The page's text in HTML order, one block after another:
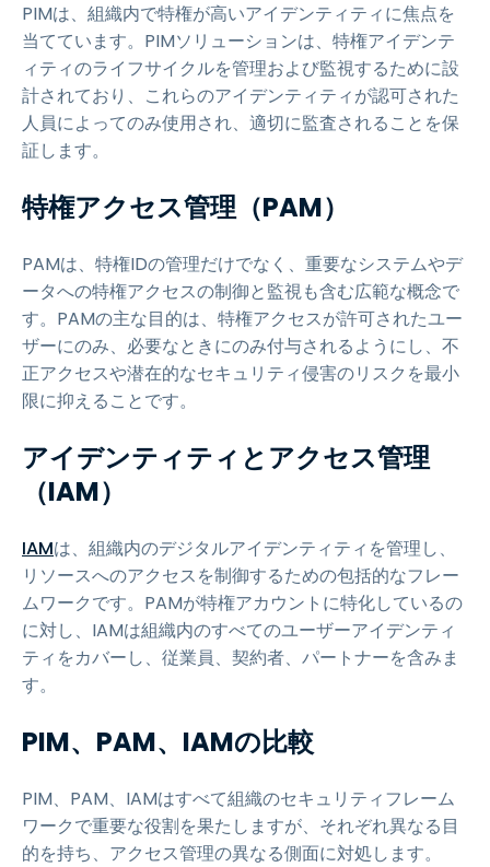
PIMは、組織内で特権が高いアイデンティティに焦点を
当てています。PIMソリューションは、特権アイデンテ
ィティのライフサイクルを管理および監視するために設
計されており、これらのアイデンティティが認可された
人員によってのみ使用され、適切に監査されることを保
証します。
特権アクセス管理（PAM）
PAMは、特権IDの管理だけでなく、重要なシステムやデ
ータへの特権アクセスの制御と監視も含む広範な概念で
す。PAMの主な目的は、特権アクセスが許可されたユー
ザーにのみ、必要なときにのみ付与されるようにし、不
正アクセスや潜在的なセキュリティ侵害のリスクを最小
限に抑えることです。
アイデンティティとアクセス管理
（IAM）
IAMは、組織内のデジタルアイデンティティを管理し、
リソースへのアクセスを制御するための包括的なフレー
ムワークです。PAMが特権アカウントに特化しているの
に対し、IAMは組織内のすべてのユーザーアイデンティ
ティをカバーし、従業員、契約者、パートナーを含みま
す。
PIM、PAM、IAMの比較
PIM、PAM、IAMはすべて組織のセキュリティフレーム
ワークで重要な役割を果たしますが、それぞれ異なる目
的を持ち、アクセス管理の異なる側面に対処します。